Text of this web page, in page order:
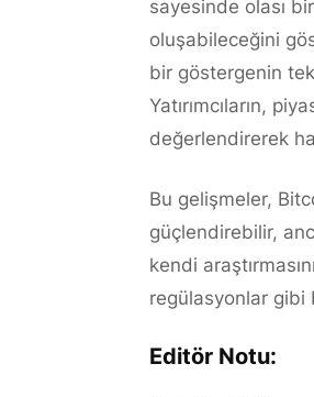
sayesinde olası
oluşabileceğini
bir göstergenin
Yatırımcıların,
değerlendirerek
Bu gelişmeler,
güçlendirebilir,
kendi
regülasyonlar
Editör Notu: